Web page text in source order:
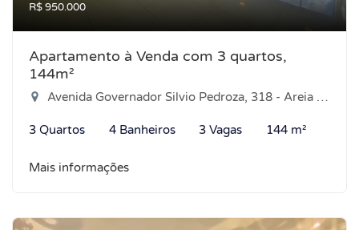
R$ 950.000
Apartamento à Venda com 3 quartos,
144m²
Avenida Governador Silvio Pedroza, 318 - Areia Preta, Natal-RN
3 Quartos 4 Banheiros 3 Vagas 144 m²
Mais informações